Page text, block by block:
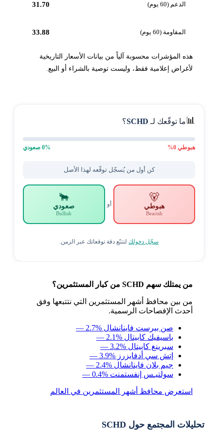
الدعم (60 يوم) 31.70
المقاومة (60 يوم) 33.88
هذه المؤشرات محسوبة آلياً من بيانات الأسعار التاريخية
لأغراض إعلامية فقط، وليست توصية بالشراء أو البيع.
📊ما توقّعك لـSCHD؟
هبوطي0
%
0% صعودي
كن أول من يُسجّل توقّعه لهذا الأصل
🐻
هبوطي
Bearish
أو
🐂
صعودي
Bullish
سجّل دخولكلتتبّع دقة توقعاتك عبر الزمن.
من يمتلك سهم SCHD من كبار المستثمرين؟
من بين محافظ أشهر المستثمرين التي نتتبعها وفق
أحدث الإفصاحات الرسمية.
صن بيرست فاينانشال — 2.7%
باسيفيك كابيتال — 2.1%
سبرينغ كابيتال — 3.2%
إتش سي أدفايزرز — 3.9%
جيم بلان فاينانشال — 2.4%
سولتيـس إنفستمنت — 0.4%
استعرض محافظ أشهر المستثمرين في العالم
تحليلات المجتمع حول SCHD